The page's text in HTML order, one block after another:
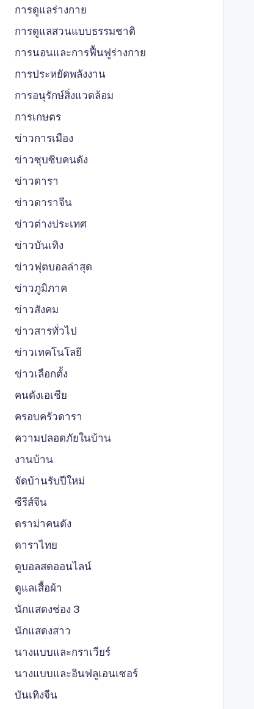
การดูแลร่างกาย
การดูแลสวนแบบธรรมชาติ
การนอนและการฟื้นฟูร่างกาย
การประหยัดพลังงาน
การอนุรักษ์สิ่งแวดล้อม
การเกษตร
ข่าวการเมือง
ข่าวซุบซิบคนดัง
ข่าวดารา
ข่าวดาราจีน
ข่าวต่างประเทศ
ข่าวบันเทิง
ข่าวฟุตบอลล่าสุด
ข่าวภูมิภาค
ข่าวสังคม
ข่าวสารทั่วไป
ข่าวเทคโนโลยี
ข่าวเลือกตั้ง
คนดังเอเชีย
ครอบครัวดารา
ความปลอดภัยในบ้าน
งานบ้าน
จัดบ้านรับปีใหม่
ซีรีส์จีน
ดราม่าคนดัง
ดาราไทย
ดูบอลสดออนไลน์
ดูแลเสื้อผ้า
นักแสดงช่อง 3
นักแสดงสาว
นางแบบและกราเวียร์
นางแบบและอินฟลูเอนเซอร์
บันเทิงจีน